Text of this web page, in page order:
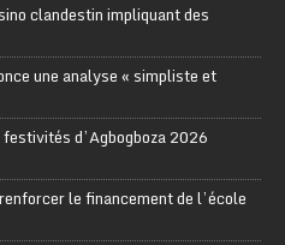
clandestin impliquant des
une analyse « simpliste et
d’Agbogboza 2026
le financement de l’école